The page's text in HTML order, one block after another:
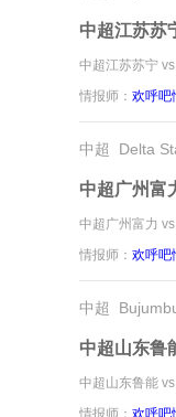
中超江苏苏
中超江苏苏宁
情报师： 欢呼吧
中超 Delta
中超广州富
中超广州富力
情报师： 欢呼吧
中超
中超山东鲁
中超山东鲁能
情报师： 欢呼吧